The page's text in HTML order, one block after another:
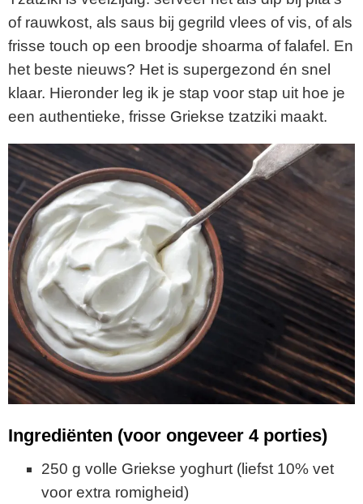
of rauwkost, als saus bij gegrild vlees of vis, of als
frisse touch op een broodje shoarma of falafel. En
het beste nieuws? Het is supergezond én snel
klaar. Hieronder leg ik je stap voor stap uit hoe je
een authentieke, frisse Griekse tzatziki maakt.
Ingrediënten (voor ongeveer 4 porties)
250 g volle Griekse yoghurt (liefst 10% vet
voor extra romigheid)